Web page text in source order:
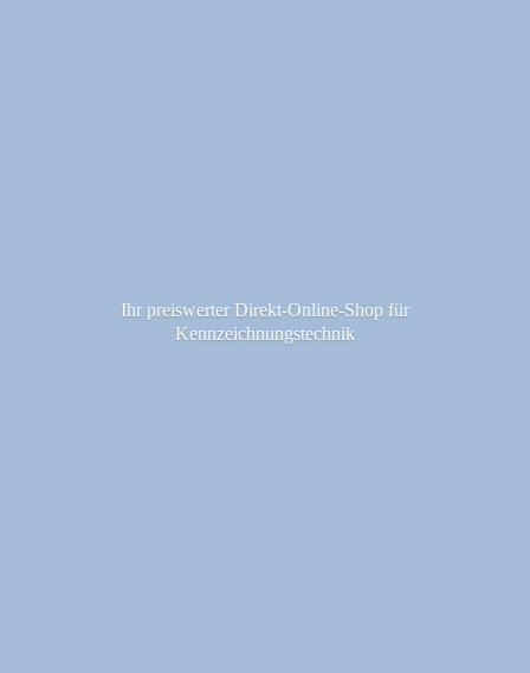
Ihr preiswerter Direkt-Online-Shop für
Kennzeichnungstechnik